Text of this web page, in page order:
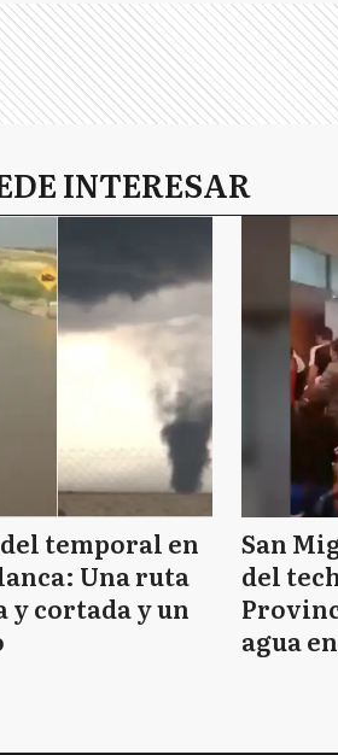
INTERESAR
temporal en
Una ruta
y cortada y un
San
del
agua